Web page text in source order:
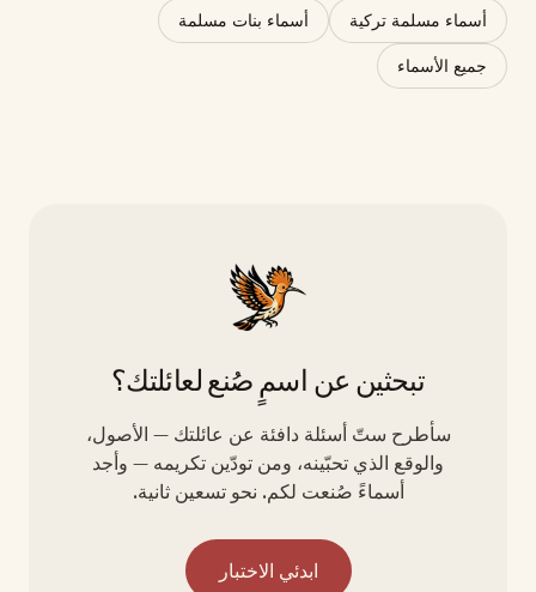
أسماء مسلمة تركية أسماء بنات مسلمة
جميع الأسماء
تبحثين عن اسمٍ صُنع لعائلتك؟
سأطرح ستّ أسئلة دافئة عن عائلتك — الأصول،
والوقع الذي تحبّينه، ومن تودّين تكريمه — وأجد
أسماءً صُنعت لكم. نحو تسعين ثانية.
ابدئي الاختبار